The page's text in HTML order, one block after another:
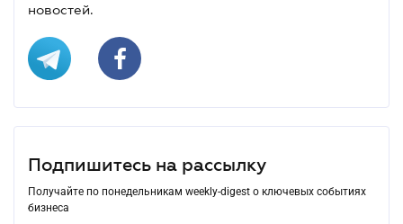
новостей.
Подпишитесь на рассылку
Получайте по понедельникам weekly-digest о ключевых событиях
бизнеса